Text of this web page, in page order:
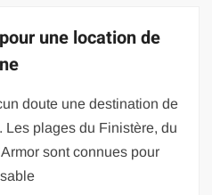
une location de
doute une destination de
plages du Finistère, du
sont connues pour